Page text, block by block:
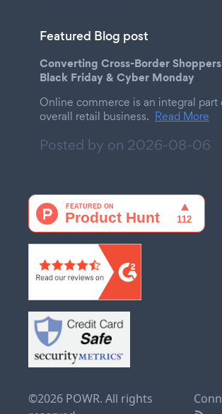
Featured Blog post
Converting Cross-Border
Black Friday & Cyber Monday
Online commerce is an integral part
overall retail business. Read More
Posted by on 2026-08-06
©2026 POWR. All rights